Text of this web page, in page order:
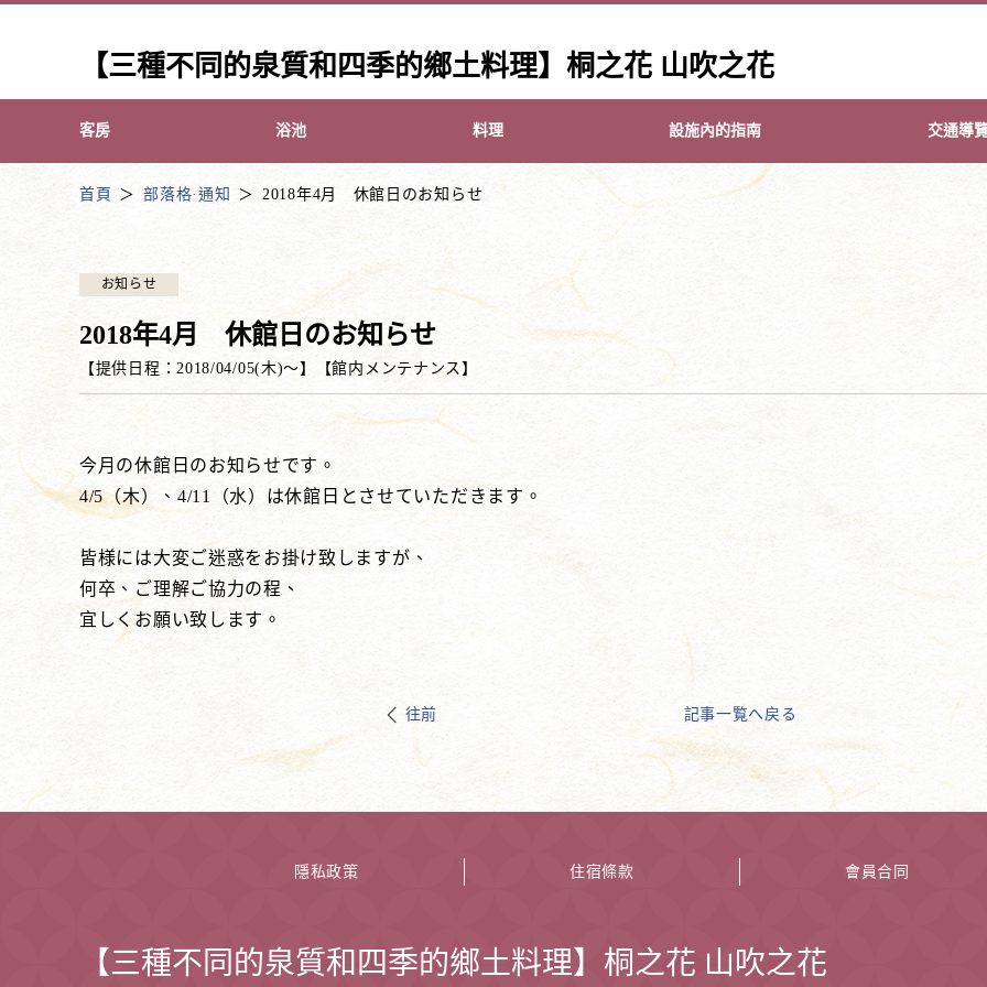
【三種不同的泉質和四季的鄉土料理】桐之花 山吹之花
客房 浴池 料理 設施內的指南 交通導
首頁 部落格·通知 2018年4月 休館日のお知らせ
お知らせ
2018年4月 休館日のお知らせ
【提供日程：2018/04/05(木)〜】 【館内メンテナンス 】
今月の休館日のお知らせです。
4/5（木）、4/11（水）は休館日とさせていただきます。
皆様には大変ご迷惑をお掛け致しますが、
何卒、ご理解ご協力の程、
宜しくお願い致します。
往前 記事一覧へ戻る
隱私政策 住宿條款 會員合同
【三種不同的泉質和四季的鄉土料理】桐之花 山吹之花